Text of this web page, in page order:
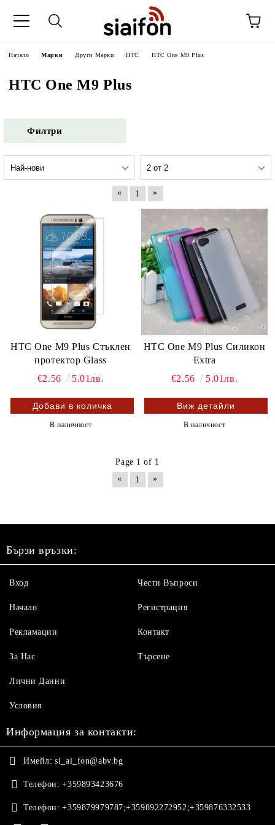
Начало Марки Други Марки HTC HTC One M9 Plus
HTC One M9 Plus
Филтри
« 1 »
HTC One M9 Plus Стъклен
протектор Glass
€2.56
5.01лв.
В наличност
HTC One M9 Plus Силикон
Extra
€2.56
5.01лв.
Виж детайли
В наличност
Page 1 of 1
«
1 »
Бързи връзки:
Вход
Начало
Рекламации
За Нас
Чести Въпроси
Регистрация
Контакт
Търсене
Лични Данни
Условия
Информация за контакти:
Имейл: si_ai_fon@abv.bg
Телефон: +359893423676
Телефон: +359879979787;+359892272952;+359876332533